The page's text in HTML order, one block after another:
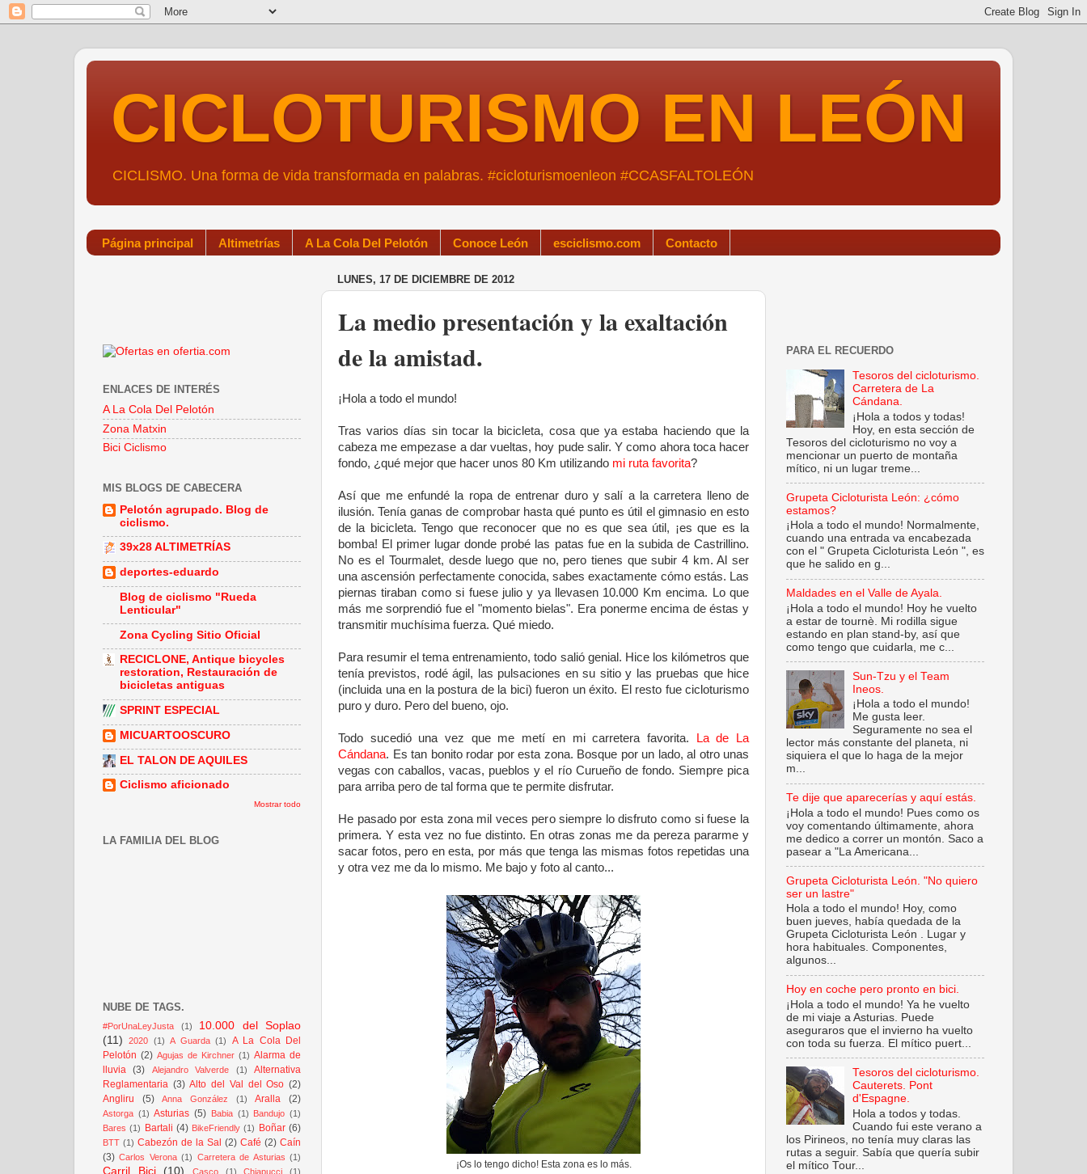
CICLOTURISMO EN LEÓN
CICLISMO. Una forma de vida transformada en palabras. #cicloturismoenleon #CCASFALTOLEÓN
Página principal Altimetrías A La Cola Del Pelotón Conoce León esciclismo.com Contacto
LUNES, 17 DE DICIEMBRE DE 2012
La medio presentación y la exaltación
de la amistad.
¡Hola a todo el mundo!
Tras varios días sin tocar la bicicleta, cosa que ya estaba haciendo que la
cabeza me empezase a dar vueltas, hoy pude salir. Y como ahora toca hacer
fondo, ¿qué mejor que hacer unos 80 Km utilizando mi ruta favorita?
Así que me enfundé la ropa de entrenar duro y salí a la carretera lleno de
ilusión. Tenía ganas de comprobar hasta qué punto es útil el gimnasio en esto
de la bicicleta. Tengo que reconocer que no es que sea útil, ¡es que es la
bomba! El primer lugar donde probé las patas fue en la subida de Castrillino.
No es el Tourmalet, desde luego que no, pero tienes que subir 4 km. Al ser
una ascensión perfectamente conocida, sabes exactamente cómo estás. Las
piernas tiraban como si fuese julio y ya llevasen 10.000 Km encima. Lo que
más me sorprendió fue el "momento bielas". Era ponerme encima de éstas y
transmitir muchísima fuerza. Qué miedo.
Para resumir el tema entrenamiento, todo salió genial. Hice los kilómetros que
tenía previstos, rodé ágil, las pulsaciones en su sitio y las pruebas que hice
(incluida una en la postura de la bici) fueron un éxito. El resto fue cicloturismo
puro y duro. Pero del bueno, ojo.
Todo sucedió una vez que me metí en mi carretera favorita.
La de La
Cándana. Es tan bonito rodar por esta zona. Bosque por un lado, al otro unas
vegas con caballos, vacas, pueblos y el río Curueño de fondo. Siempre pica
para arriba pero de tal forma que te permite disfrutar.
He pasado por esta zona mil veces pero siempre lo disfruto como si fuese la
primera. Y esta vez no fue distinto. En otras zonas me da pereza pararme y
sacar fotos, pero en esta, por más que tenga las mismas fotos repetidas una
y otra vez me da lo mismo. Me bajo y foto al canto...
¡Os lo tengo dicho! Esta zona es lo más.
ENLACES DE INTERÉS
A La Cola Del Pelotón
Zona Matxin
Bici Ciclismo
MIS BLOGS DE CABECERA
Pelotón agrupado. Blog de
ciclismo.
39x28 ALTIMETRÍAS
deportes-eduardo
Blog de ciclismo "Rueda
Lenticular"
Zona Cycling Sitio Oficial
RECICLONE, Antique bicycles
restoration, Restauración de
bicicletas antiguas
SPRINT ESPECIAL
MICUARTOOSCURO
EL TALON DE AQUILES
Ciclismo aficionado
Mostrar todo
LA FAMILIA DEL BLOG
NUBE DE TAGS.
#PorUnaLeyJusta (1)
10.000 del Soplao
(11)
2020 (1) A Guarda (1)
A La Cola Del
Pelotón (2) Agujas de Kirchner (1) Alarma de
lluvia
(3) Alejandro Valverde (1)
Alternativa
Reglamentaria (3) Alto del Val del Oso (2)
Angliru
(5) Anna González (1) Aralla (2)
Astorga (1) Asturias (5) Babia (1) Bandujo (1)
Bares (1) Bartali (4) BikeFriendly (1) Boñar (6)
BTT (1) Cabezón de la Sal (2) Café (2) Caín
(3) Carlos Verona (1) Carretera de Asturias (1)
Carril Bici (10) Casco (1) Chiapucci (1)
PARA EL RECUERDO
Tesoros del cicloturismo.
Carretera de La
Cándana.
¡Hola a todos y todas!
Hoy, en esta sección de
Tesoros del cicloturismo no voy a
mencionar un puerto de montaña
mítico, ni un lugar treme...
Grupeta Cicloturista León: ¿cómo
estamos?
¡Hola a todo el mundo! Normalmente,
cuando una entrada va encabezada
con el " Grupeta Cicloturista León ", es
que he salido en g...
Maldades en el Valle de Ayala.
¡Hola a todo el mundo! Hoy he vuelto
a estar de tournè. Mi rodilla sigue
estando en plan stand-by, así que
como tengo que cuidarla, me c...
Sun-Tzu y el Team
Ineos.
¡Hola a todo el mundo!
Me gusta leer.
Seguramente no sea el
lector más constante del planeta, ni
siquiera el que lo haga de la mejor
m...
Te dije que aparecerías y aquí estás.
¡Hola a todo el mundo! Pues como os
voy comentando últimamente, ahora
me dedico a correr un montón. Saco a
pasear a "La Americana...
Grupeta Cicloturista León. "No quiero
ser un lastre"
Hola a todo el mundo! Hoy, como
buen jueves, había quedada de la
Grupeta Cicloturista León . Lugar y
hora habituales. Componentes,
algunos...
Hoy en coche pero pronto en bici.
¡Hola a todo el mundo! Ya he vuelto
de mi viaje a Asturias. Puede
aseguraros que el invierno ha vuelto
con toda su fuerza. El mítico puert...
Tesoros del cicloturismo.
Cauterets. Pont
d'Espagne.
Hola a todos y todas.
Cuando fui este verano a
los Pirineos, no tenía muy claras las
rutas a seguir. Sabía que quería subir
el mítico Tour...